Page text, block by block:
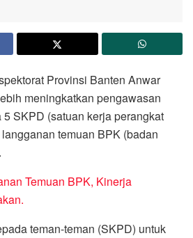
Provinsi Banten Anwar
meningkatkan pengawasan
SKPD (satuan kerja perangkat
temuan BPK (badan
Temuan BPK, Kinerja
teman-teman (SKPD) untuk